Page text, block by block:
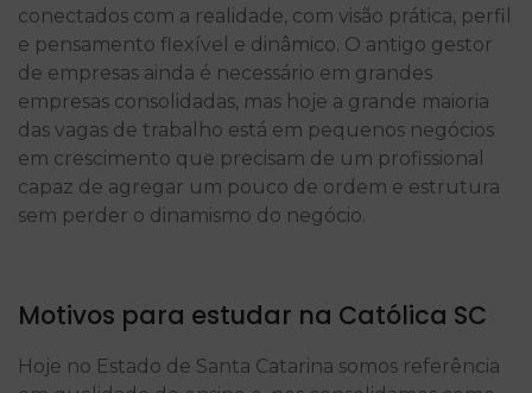
conectados com a realidade, com visão prática, perfil
e pensamento flexível e dinâmico. O antigo gestor
de empresas ainda é necessário em grandes
empresas consolidadas, mas hoje a grande maioria
das vagas de trabalho está em pequenos negócios
em crescimento que precisam de um profissional
capaz de agregar um pouco de ordem e estrutura
sem perder o dinamismo do negócio.
Motivos para estudar na Católica SC
Hoje no Estado de Santa Catarina somos referência